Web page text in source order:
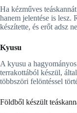
Ha kézműves
hanem jelentése is lesz.
készítette, és erőt adsz
Kyusu
A kyusu a
terrakottából készül,
többszöri felöntéssel
Földből készült